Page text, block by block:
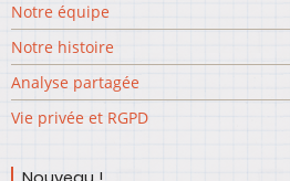
Notre équipe
Notre histoire
Analyse partagée
Vie privée et RGPD